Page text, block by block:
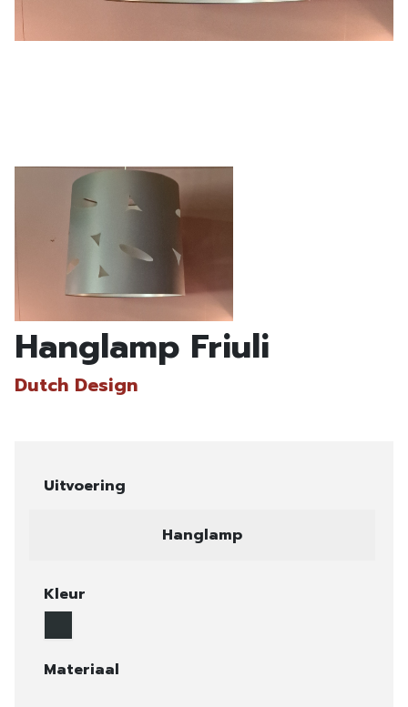
Hanglamp Friuli
Dutch Design
Uitvoering
Hanglamp
Kleur
Materiaal